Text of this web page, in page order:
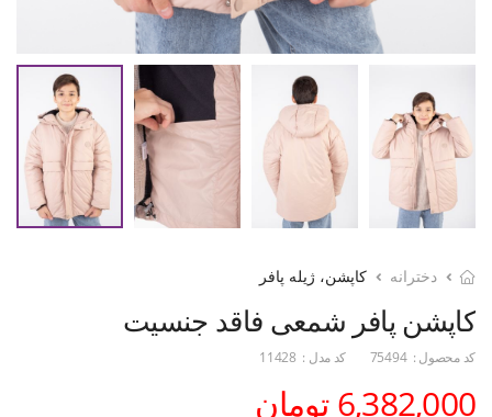
دخترانه کاپشن، ژیله پافر
کاپشن پافر شمعی فاقد جنسیت
کد محصول : 75494 کد مدل : 11428
6,382,000 تومان